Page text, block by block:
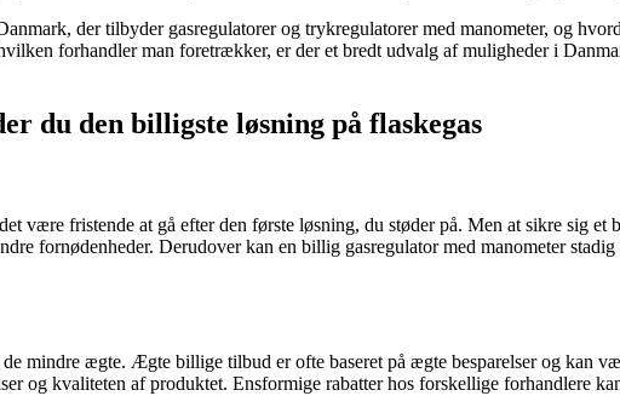
der tilbyder gasregulatorer og trykregulatorer med manometer, og
forhandler man foretrækker, er der et bredt udvalg af muligheder i
du den billigste løsning på flaskegas
være fristende at gå efter den første løsning, du støder på. Men at sikre sig
fornødenheder. Derudover kan en billig gasregulator med manometer
mindre ægte. Ægte billige tilbud er ofte baseret på ægte besparelser og kan
og kvaliteten af produktet. Ensformige rabatter hos forskellige forhandlere